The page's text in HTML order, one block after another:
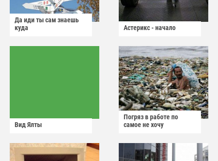
Да иди ты сам знаешь
куда
Астерикс - начало
Вид Ялты
Погряз в работе по
самое не хочу